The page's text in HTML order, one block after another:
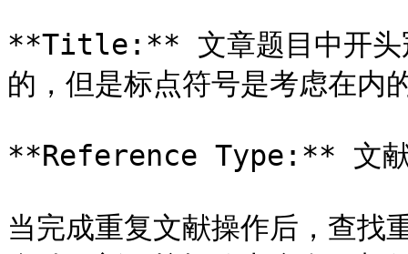
**Title:** 文章题目中开头
的，但是标点符号是考虑在内
**Reference Type:** 文献
当完成重复文献操作后，查找